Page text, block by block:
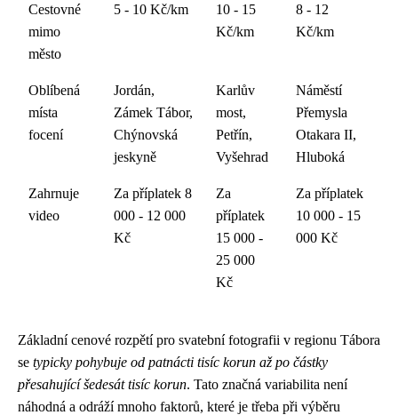
Cestovné
mimo
město
5 - 10 Kč/km
10 - 15
Kč/km
8 - 12
Kč/km
Oblíbená
místa
focení
Jordán,
Zámek Tábor,
Chýnovská
jeskyně
Karlův
most,
Petřín,
Vyšehrad
Náměstí
Přemysla
Otakara II,
Hluboká
Zahrnuje
video
Za příplatek 8
000 - 12 000
Kč
Za
příplatek
15 000 -
25 000
Kč
Za příplatek
10 000 - 15
000 Kč
Základní cenové rozpětí pro svatební fotografii v regionu Tábora
se typicky pohybuje od patnácti tisíc korun až po částky
přesahující šedesát tisíc korun. Tato značná variabilita není
náhodná a odráží mnoho faktorů, které je třeba při výběru